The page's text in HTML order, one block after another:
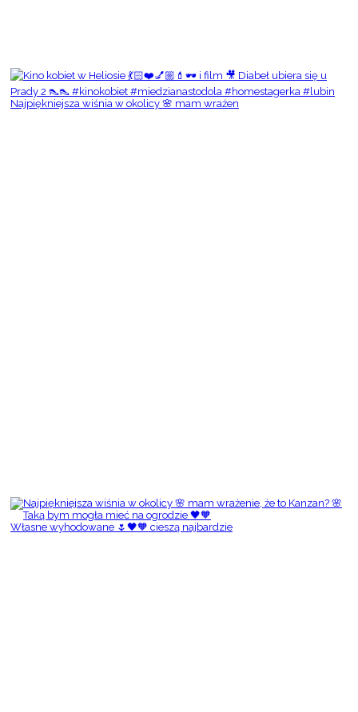
Najpiękniejsza wiśnia w okolicy 🌸 mam wrażen
Własne wyhodowane 🌷🖤🧡 cieszą najbardzie